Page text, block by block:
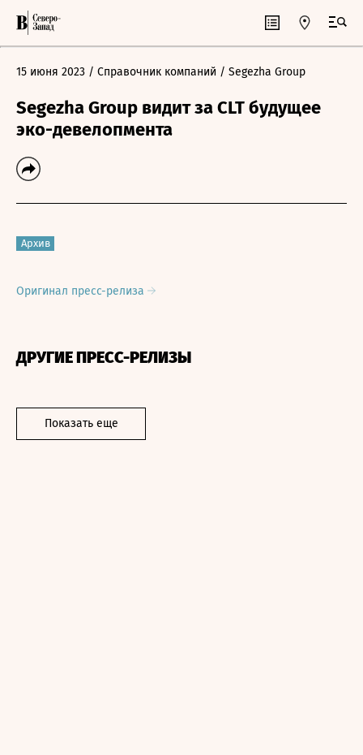
15 июня 2023 / Справочник компаний / Segezha Group
Segezha Group видит за CLT будущее
эко-девелопмента
Архив
Оригинал пресс-релиза
ДРУГИЕ ПРЕСС-РЕЛИЗЫ
Показать еще